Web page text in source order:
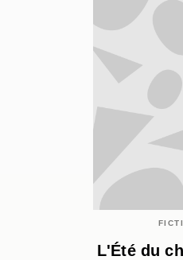
L'Été du